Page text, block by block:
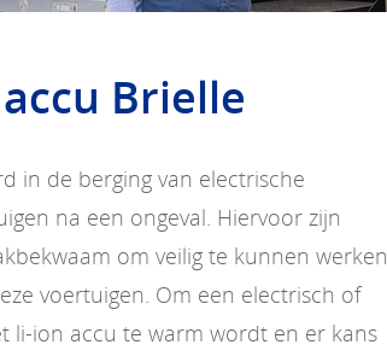
Brielle
in de berging van electrische
na een ongeval. Hiervoor zijn
om veilig te kunnen werken
voertuigen. Om een electrisch of
li-ion accu te warm wordt en er kans